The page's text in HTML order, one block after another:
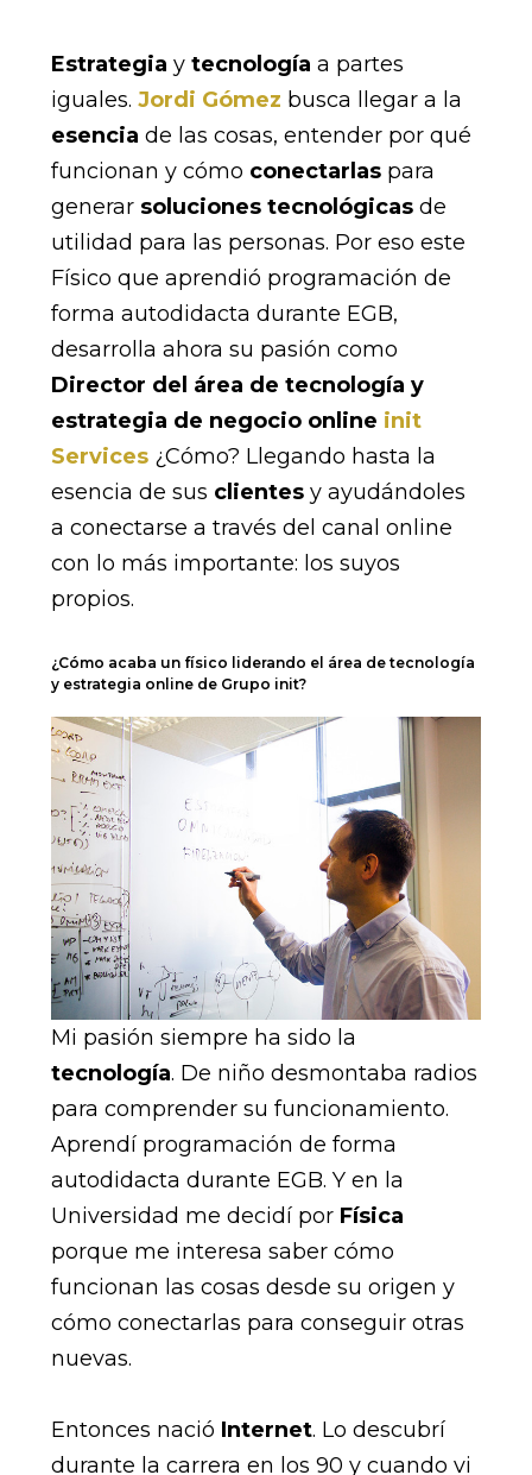
Estrategia y tecnología a partes
iguales. Jordi Gómez busca llegar a la
esencia de las cosas, entender por qué
funcionan y cómo conectarlaspara
generarsoluciones tecnológicas de
utilidad para las personas. Por eso este
Físico que aprendió programación de
forma autodidacta durante EGB,
desarrolla ahora su pasión como
Director del área de tecnología y
estrategia de negocio online init
Services¿Cómo? Llegando hasta la
esencia de sus clientes y ayudándoles
a conectarse a través del canal online
con lo más importante: los suyos
propios.
¿Cómo acaba un físico liderando el área de tecnología
y estrategia online de Grupo init?
Mi pasión siempre ha sido la
tecnología. De niño desmontaba radios
para comprender su funcionamiento.
Aprendí programación de forma
autodidacta durante EGB. Y en la
Universidad me decidí por Física
porque me interesa saber cómo
funcionan las cosas desde su origen y
cómo conectarlas para conseguir otras
nuevas.
Entonces nació Internet. Lo descubrí
durante la carrera en los 90 y cuando vi